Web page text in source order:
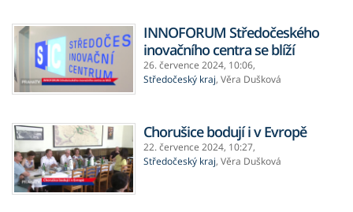
INNOFORUM Středočeského
inovačního centra se blíží
26. července 2024, 10:06,
Středočeský kraj, Věra Dušková
Chorušice bodují i v Evropě
22. července 2024, 10:27,
Středočeský kraj, Věra Dušková